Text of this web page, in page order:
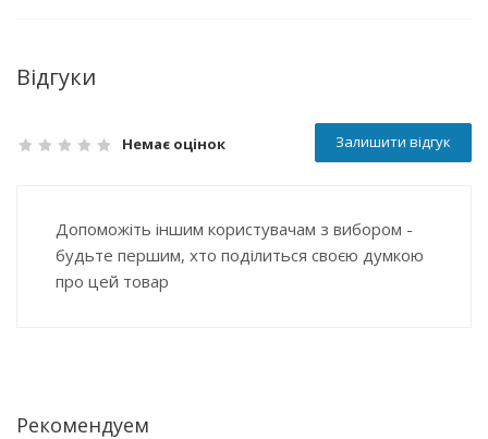
Відгуки
Немає оцінок Залишити відгук
Допоможіть іншим користувачам з вибором -
будьте першим, хто поділиться своєю думкою
про цей товар
Рекомендуем